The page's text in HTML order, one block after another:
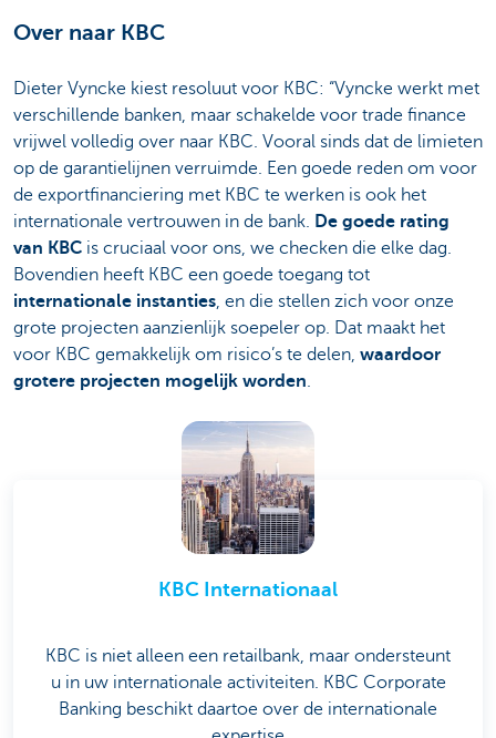
Over naar KBC
Dieter Vyncke kiest resoluut voor KBC: “Vyncke werkt met
verschillende banken, maar schakelde voor trade finance
vrijwel volledig over naar KBC. Vooral sinds dat de limieten
op de garantielijnen verruimde. Een goede reden om voor
de exportfinanciering met KBC te werken is ook het
internationale vertrouwen in de bank. De goede rating
van KBC is cruciaal voor ons, we checken die elke dag.
Bovendien heeft KBC een goede toegang tot
internationale instanties, en die stellen zich voor onze
grote projecten aanzienlijk soepeler op. Dat maakt het
voor KBC gemakkelijk om risico’s te delen, waardoor
grotere projecten mogelijk worden.
KBC Internationaal
KBC is niet alleen een retailbank, maar ondersteunt
u in uw internationale activiteiten. KBC Corporate
Banking beschikt daartoe over de internationale